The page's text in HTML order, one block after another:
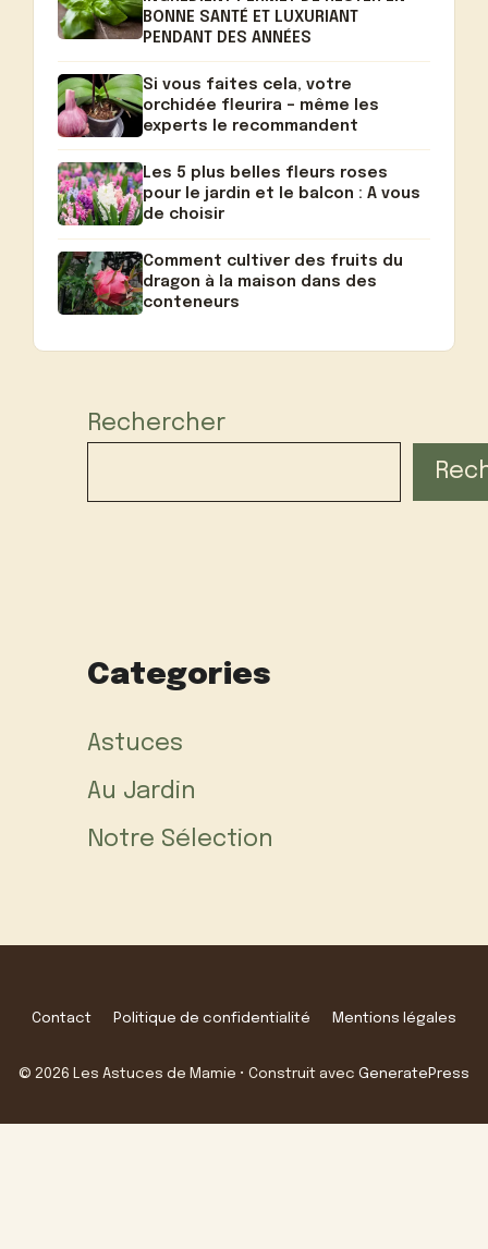
BONNE SANTÉ ET LUXURIANT
PENDANT DES ANNÉES
Si vous faites cela, votre
orchidée fleurira – même les
experts le recommandent
Les 5 plus belles fleurs roses
pour le jardin et le balcon : A vous
de choisir
Comment cultiver des fruits du
dragon à la maison dans des
conteneurs
Rechercher
Categories
Astuces
Au Jardin
Notre Sélection
Contact Politique de confidentialité Mentions légales
© 2026 Les Astuces de Mamie • Construit avec GeneratePress